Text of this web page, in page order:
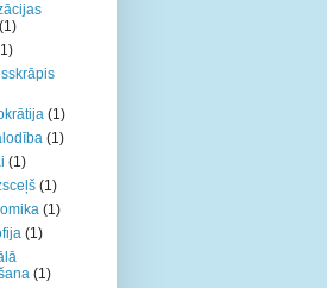
(1)
(1)
(1)
(1)
(1)
(1)
(1)
(1)